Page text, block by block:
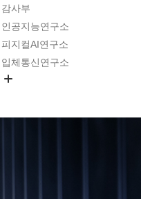
감사부
인공지능연구소
피지컬AI연구소
입체통신연구소